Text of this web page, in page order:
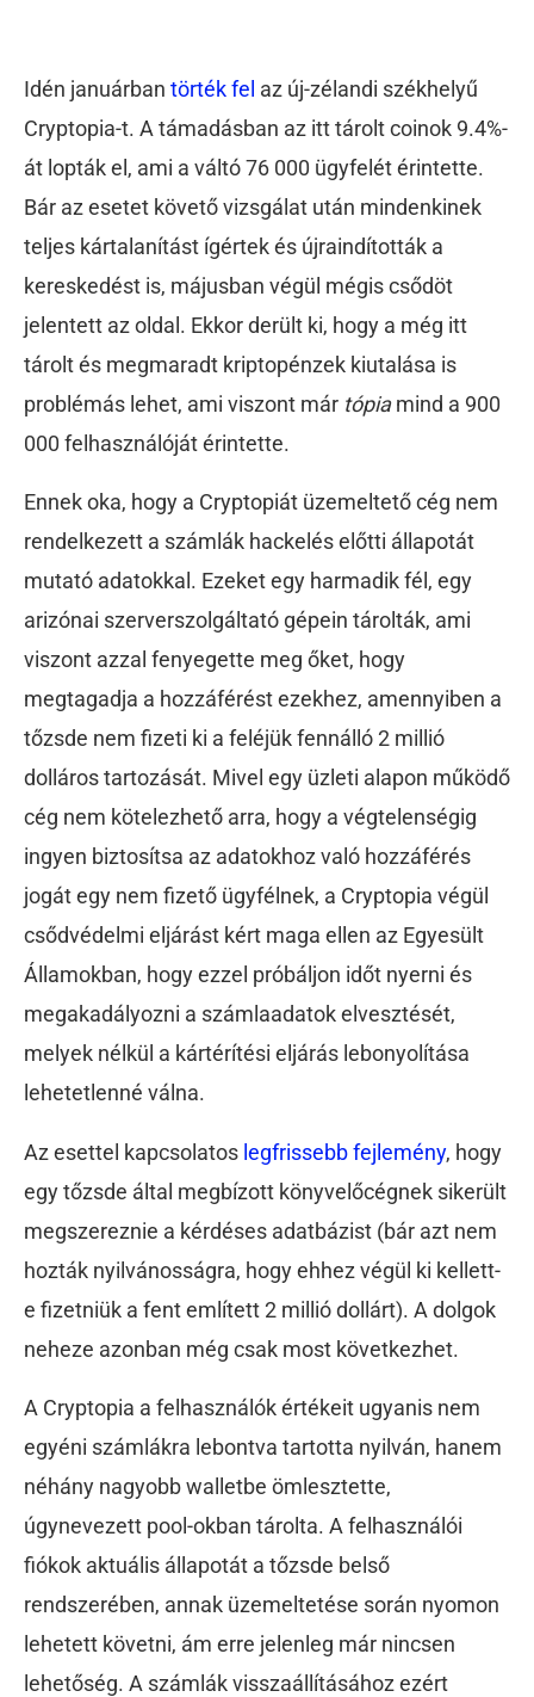
Idén januárban törték fel az új-zélandi székhelyű
Cryptopia-t. A támadásban az itt tárolt coinok 9.4%-
át lopták el, ami a váltó 76 000 ügyfelét érintette.
Bár az esetet követő vizsgálat után mindenkinek
teljes kártalanítást ígértek és újraindították a
kereskedést is, májusban végül mégis csődöt
jelentett az oldal. Ekkor derült ki, hogy a még itt
tárolt és megmaradt kriptopénzek kiutalása is
problémás lehet, ami viszont már tópiamind a 900
000 felhasználóját érintette.
Ennek oka, hogy a Cryptopiát üzemeltető cég nem
rendelkezett a számlák hackelés előtti állapotát
mutató adatokkal. Ezeket egy harmadik fél, egy
arizónai szerverszolgáltató gépein tárolták, ami
viszont azzal fenyegette meg őket, hogy
megtagadja a hozzáférést ezekhez, amennyiben a
tőzsde nem fizeti ki a feléjük fennálló 2 millió
dolláros tartozását. Mivel egy üzleti alapon működő
cég nem kötelezhető arra, hogy a végtelenségig
ingyen biztosítsa az adatokhoz való hozzáférés
jogát egy nem fizető ügyfélnek, a Cryptopia végül
csődvédelmi eljárást kért maga ellen az Egyesült
Államokban, hogy ezzel próbáljon időt nyerni és
megakadályozni a számlaadatok elvesztését,
melyek nélkül a kártérítési eljárás lebonyolítása
lehetetlenné válna.
Az esettel kapcsolatos legfrissebb fejlemény, hogy
egy tőzsde által megbízott könyvelőcégnek sikerült
megszereznie a kérdéses adatbázist (bár azt nem
hozták nyilvánosságra, hogy ehhez végül ki kellett-
e fizetniük a fent említett 2 millió dollárt). A dolgok
neheze azonban még csak most következhet.
A Cryptopia a felhasználók értékeit ugyanis nem
egyéni számlákra lebontva tartotta nyilván, hanem
néhány nagyobb walletbe ömlesztette,
úgynevezett pool-okban tárolta. A felhasználói
fiókok aktuális állapotát a tőzsde belső
rendszerében, annak üzemeltetése során nyomon
lehetett követni, ám erre jelenleg már nincsen
lehetőség. A számlák visszaállításához ezért